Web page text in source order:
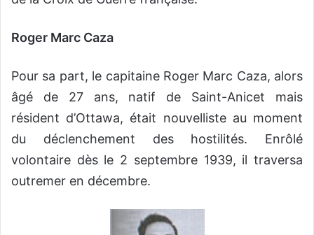
Roger Marc Caza
Pour sa part, le capitaine Roger Marc Caza, alors
âgé de 27 ans, natif de Saint-Anicet mais
résident d’Ottawa, était nouvelliste au moment
du déclenchement des hostilités. Enrôlé
volontaire dès le 2 septembre 1939, il traversa
outremer en décembre.